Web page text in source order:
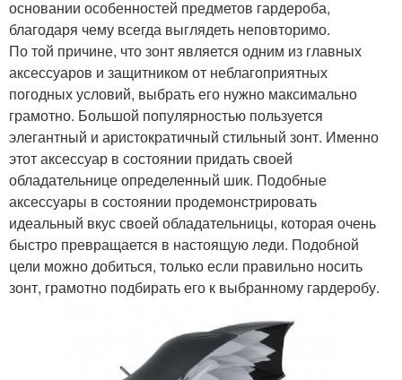
основании особенностей предметов гардероба,
благодаря чему всегда выглядеть неповторимо.
По той причине, что зонт является одним из главных
аксессуаров и защитником от неблагоприятных
погодных условий, выбрать его нужно максимально
грамотно. Большой популярностью пользуется
элегантный и аристократичный стильный зонт. Именно
этот аксессуар в состоянии придать своей
обладательнице определенный шик. Подобные
аксессуары в состоянии продемонстрировать
идеальный вкус своей обладательницы, которая очень
быстро превращается в настоящую леди. Подобной
цели можно добиться, только если правильно носить
зонт, грамотно подбирать его к выбранному гардеробу.